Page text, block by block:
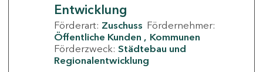
Entwicklung
Förderart: Zuschuss Fördernehmer:
Öffentliche Kunden
Kommunen
Förderzweck: Städtebau und
Regionalentwicklung